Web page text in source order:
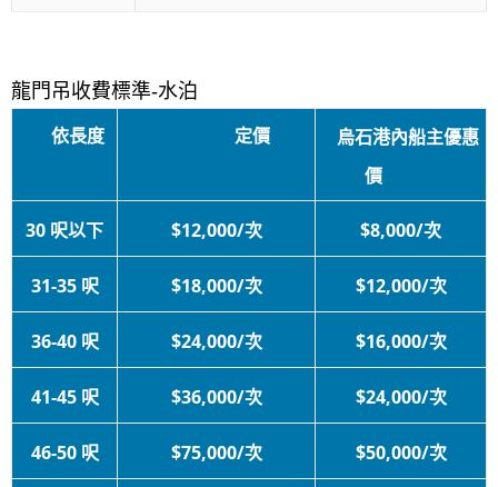
龍門吊收費標準-水泊
依長度 定價 烏石港內船主優惠
價
30 呎以下 $12,000/次 $8,000/次
31-35 呎 $18,000/次 $12,000/次
36-40 呎 $24,000/次 $16,000/次
41-45 呎 $36,000/次 $24,000/次
46-50 呎 $75,000/次 $50,000/次